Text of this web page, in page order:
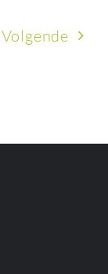
Volgende